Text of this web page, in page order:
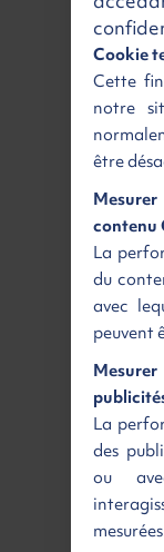
7️⃣
Allure +
Hybrid
Essence
Cookie
Cette
notre
être
contenu
La
du
avec
peuvent
La
des
ou